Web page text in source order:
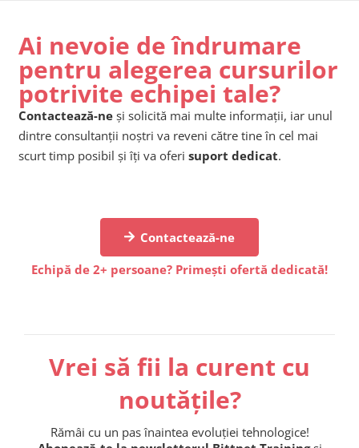
Ai nevoie de îndrumare
pentru alegerea cursurilor
potrivite echipei tale?
Contactează-ne și solicită mai multe informații, iar unul
dintre consultanții noștri va reveni către tine în cel mai
scurt timp posibil și îți va oferi suport dedicat.
Contactează-ne
Echipă de 2+ persoane? Primești ofertă dedicată!
Vrei să fii la curent cu
noutățile?
Rămâi cu un pas înaintea evoluției tehnologice!